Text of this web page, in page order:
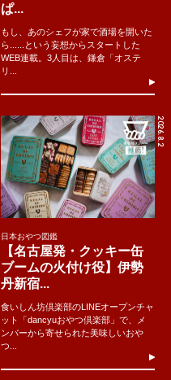
ぱ...
もし、あのシェフが家で酒場を開いた
ら......という妄想からスタートした
WEB連載。3人目は、鎌倉「オステ
リ...
2026.8.2
日本おやつ図鑑
【名古屋発・クッキー缶
ブームの火付け役】伊勢
丹新宿...
食いしん坊倶楽部のLINEオープンチャ
ット「dancyuおやつ倶楽部」で、メ
ンバーから寄せられた美味しいおや
つ...